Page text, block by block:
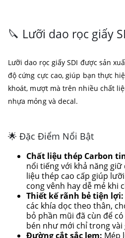
🔪 Lưỡi dao rọc giấy
Lưỡi dao rọc giấy SDI được sản
độ cứng cực cao, giúp bạn thực
khoát, mượt mà trên nhiều chất
nhựa mỏng và decal.
🌟 Đặc Điểm Nổi Bật
Chất liệu thép Carbon
nổi tiếng với khả năng giữ
liệu thép cao cấp giúp
cong vênh hay dễ mẻ khi
Thiết kế rãnh bẻ tiện lợi:
các khía dọc theo thân,
bỏ phần mũi đã cùn để
bén như mới chỉ trong vài
Đường cắt sắc lẹm: Mép